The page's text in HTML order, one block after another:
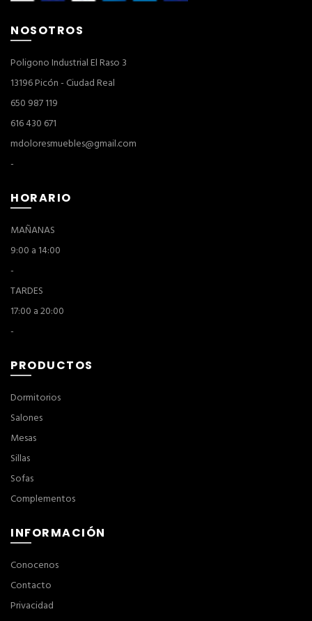
NOSOTROS
Poligono Industrial El Raso 3
13196 Picón - Ciudad Real
650 987 119
616 430 671
mdoloresmuebles@gmail.com
-
HORARIO
MAÑANAS
9:00 a 14:00
-
TARDES
17:00 a 20:00
-
PRODUCTOS
Dormitorios
Salones
Mesas
Sillas
Sofas
Complementos
INFORMACIÓN
Conocenos
Contacto
Privacidad